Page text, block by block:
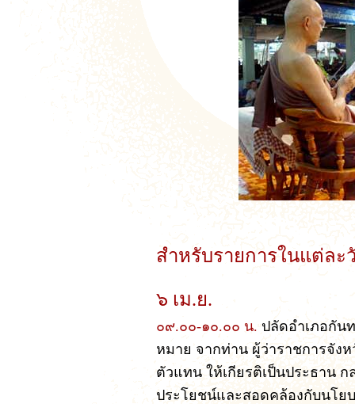
สำหรับรายการในแต่ละ
๖ เม.ย.
๐๙.๐๐-๑๐.๐๐ น. ปลัดอำเภอกัน
หมาย จากท่าน ผู้ว่าราชการจัง
ตัวแทน ให้เกียรติเป็นประธาน ก
ประโยชน์และสอดคล้องกับนโย